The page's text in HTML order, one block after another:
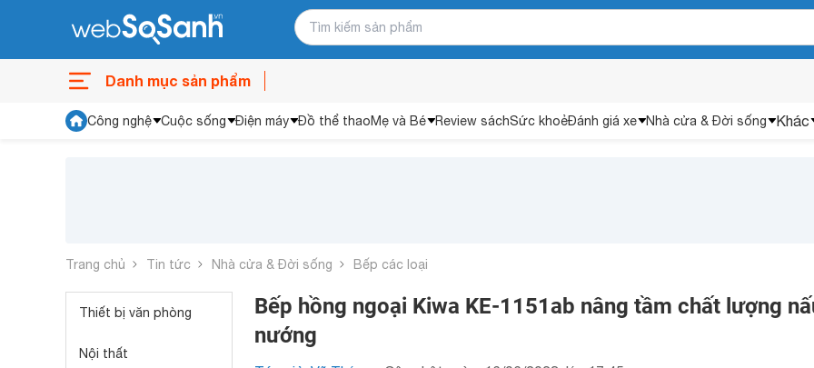
Danh mục sản phẩm
Công nghệ Cuộc sống Điện máy Đồ thể thaoMẹ và Bé Review sáchSức khoẻĐánh giá xe Nhà cửa & Đời sống Khác
Trang chủ Tin tức Nhà cửa & Đời sống Bếp các loại
Thiết bị văn phòng
Nội thất
Bếp hồng ngoại Kiwa KE-1151ab nâng tầm chất lượng
nướng